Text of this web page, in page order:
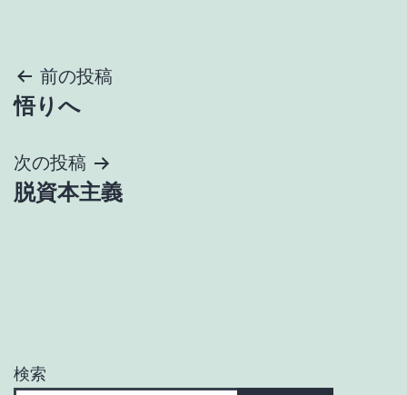
投
稿
ナ
ビ
ョ
前の投稿
悟りへ
次の投稿
脱資本主義
検索